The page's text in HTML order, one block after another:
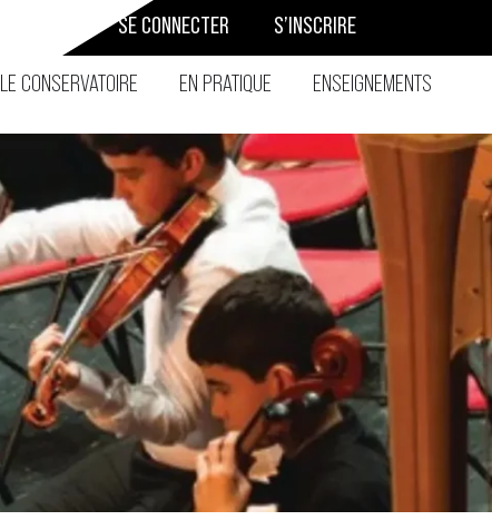
SE CONNECTER S’INSCRIRE
LE CONSERVATOIRE EN PRATIQUE ENSEIGNEMENTS